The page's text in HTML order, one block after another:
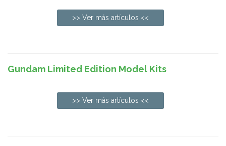
>> Ver más artículos <<
Gundam Limited Edition Model Kits
>> Ver más artículos <<